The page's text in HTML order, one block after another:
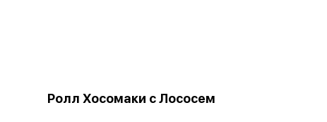
Ролл Хосомаки с Лососем